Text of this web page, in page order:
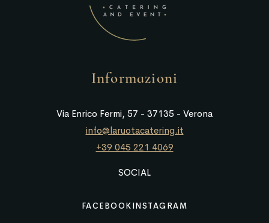
Informazioni
Via Enrico Fermi, 57 - 37135 - Verona
info@laruotacatering.it
+39 045 221 4069
SOCIAL
FACEBOOKINSTAGRAM